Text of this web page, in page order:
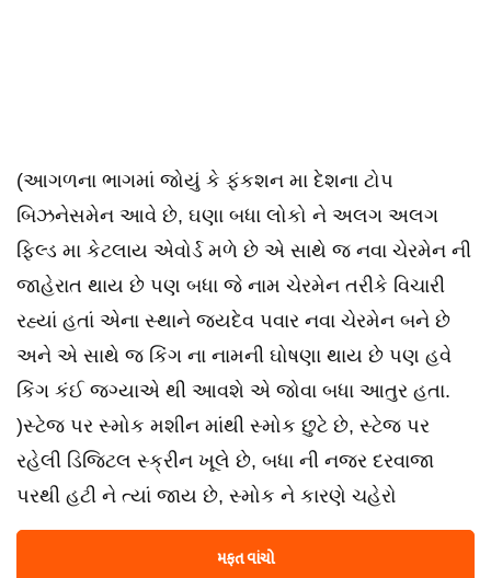
(આગળના ભાગમાં જોયું કે ફંકશન મા દેશના ટોપ
બિઝનેસમેન આવે છે, ઘણા બધા લોકો ને અલગ અલગ
ફિલ્ડ મા કેટલાય એવોર્ડ મળે છે એ સાથે જ નવા ચેરમેન ની
જાહેરાત થાય છે પણ બધા જે નામ ચેરમેન તરીકે વિચારી
રહ્યાં હતાં એના સ્થાને જયદેવ પવાર નવા ચેરમેન બને છે
અને એ સાથે જ કિંગ ના નામની ઘોષણા થાય છે પણ હવે
કિંગ કંઈ જગ્યાએ થી આવશે એ જોવા બધા આતુર હતા.
)સ્ટેજ પર સ્મોક મશીન માંથી સ્મોક છુટે છે, સ્ટેજ પર
રહેલી ડિજિટલ સ્ક્રીન ખૂલે છે, બધા ની નજર દરવાજા
પરથી હટી ને ત્યાં જાય છે, સ્મોક ને કારણે ચહેરો
મફત વાંચો